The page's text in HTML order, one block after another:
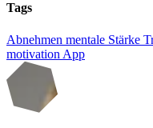
Tags
Abnehmen mentale Stärke
motivation App